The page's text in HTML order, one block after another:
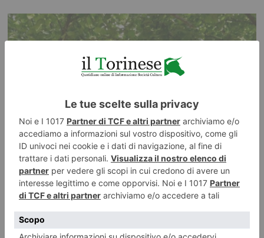
Nocciole, raccolta al via con una settimana di anticipo